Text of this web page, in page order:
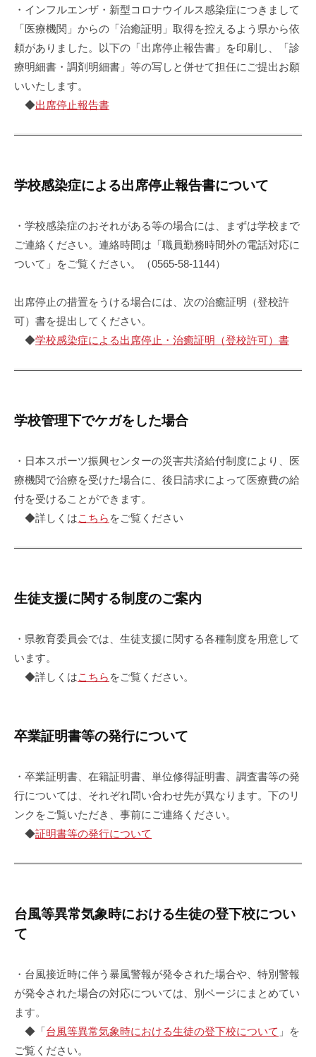
・インフルエンザ・新型コロナウイルス感染症につきまして
「医療機関」からの「治癒証明」取得を控えるよう県から依
頼がありました。以下の「出席停止報告書」を印刷し、「診
療明細書・調剤明細書」等の写しと併せて担任にご提出お願
いいたします。
◆出席停止報告書
学校感染症による出席停止報告書について
・学校感染症のおそれがある等の場合には、まずは学校まで
ご連絡ください。連絡時間は「職員勤務時間外の電話対応に
ついて」をご覧ください。（0565-58-1144）
出席停止の措置をうける場合には、次の治癒証明（登校許
可）書を提出してください。
◆学校感染症による出席停止・治癒証明（登校許可）書
学校管理下でケガをした場合
・日本スポーツ振興センターの災害共済給付制度により、医
療機関で治療を受けた場合に、後日請求によって医療費の給
付を受けることができます。
◆詳しくはこちら をご覧ください
生徒支援に関する制度のご案内
・県教育委員会では、生徒支援に関する各種制度を用意して
います。
◆詳しくはこちら をご覧ください。
卒業証明書等の発行について
・卒業証明書、在籍証明書、単位修得証明書、調査書等の発
行については、それぞれ問い合わせ先が異なります。下のリ
ンクをご覧いただき、事前にご連絡ください。
◆証明書等の発行について
台風等異常気象時における生徒の登下校につい
て
・台風接近時に伴う暴風警報が発令された場合や、特別警報
が発令された場合の対応については、別ページにまとめてい
ます。
◆「台風等異常気象時における生徒の登下校について 」を
ご覧ください。